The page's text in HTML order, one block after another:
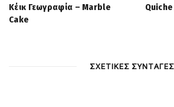
Κέικ Γεωγραφία – Marble
Cake
ΣΧΕΤΙΚΕΣ ΣΥΝΤΑΓΕΣ